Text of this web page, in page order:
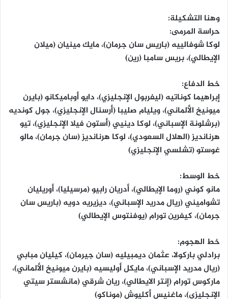
وهنا التشكيلة:
حراسة المرمى:
لوكا شوفالييه (باريس سان جرمان)، مايك مينيان (ميلان
الإيطالي)، بريس سامبا (رين)
خط الدفاع:
إبراهيما كوناتيه (ليفربول الإنجليزي)، دايو أوباميكانو (بايرن
ميونيخ الألماني)، ويليام صليبا (أرسنال الإنجليزي)، جول كونديه
(برشلونة الإسباني)، لوكا دينيي (أستون فيلا الإنجليزي)، تيو
هرنانديز (الهلال السعودي)، لوكا هرنانديز (سان جرمان)، مالو
غوستو (تشلسي الإنجليزي)
خط الوسط:
مانو كوني (روما الإيطالي)، أدريان رابيو (مرسيليا)، أوريليان
تشواميني (ريال مدريد الإسباني)، ديزيريه دويه (باريس سان
جرمان)، كيفرين تورام (يوفنتوس الإيطالي)
خط الهجوم:
برادلي باركولا، عثمان ديمبيليه (سان جيرمان)، كيليان مبابي
(ريال مدريد الإسباني)، مايكل أوليسيه (بايرن ميونيخ الألماني)،
ماركوس تورام (إنتر الايطالي)، ريان شرقي (مانشستر سيتي
الإنجليزي)، ماغنيس أكليوش (موناكو)